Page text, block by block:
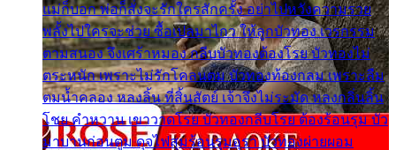
แม่ก็บอก พ่อก็สั่งจะรักใครสักครั้ง อย่าไปหวังความรวย
พลั้งไปใครจะช่วย ซื้อเปลมาไกว ให้ลูกบัวทอง เวรกรรม
ตามสนอง จึงเศร้าหมอง กลีบบัวทองต้องโรย บัวทองไม่
ตระหนัก เพราะไม่รักโคลนตม บัวทองท้องกลม เพราะลืม
ตมน้ำคลอง หลงลิ้น ที่สิ้นสัตย์ เจ้าจึงไม่ระมัด หลงกลิ่นลิ้น
โชย คำหวาน เขาวาดโรย บัวทองกลีบโรย ต้องร้อนรุม บัว
มาบานก่อนตูม ดุจไฟสุมร้อนรุมอุรา บัวทองผ่ายผอม